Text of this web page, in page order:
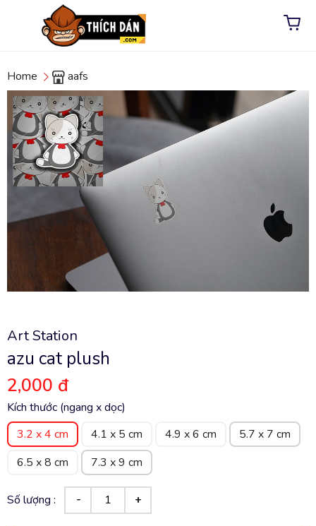
Home aafs
Art Station
azu cat plush
2,000 đ
Kích thước (ngang x dọc)
3.2 x 4 cm
4.1 x 5 cm 4.9 x 6 cm
5.7 x 7 cm
6.5 x 8 cm
7.3 x 9 cm
Số lượng :